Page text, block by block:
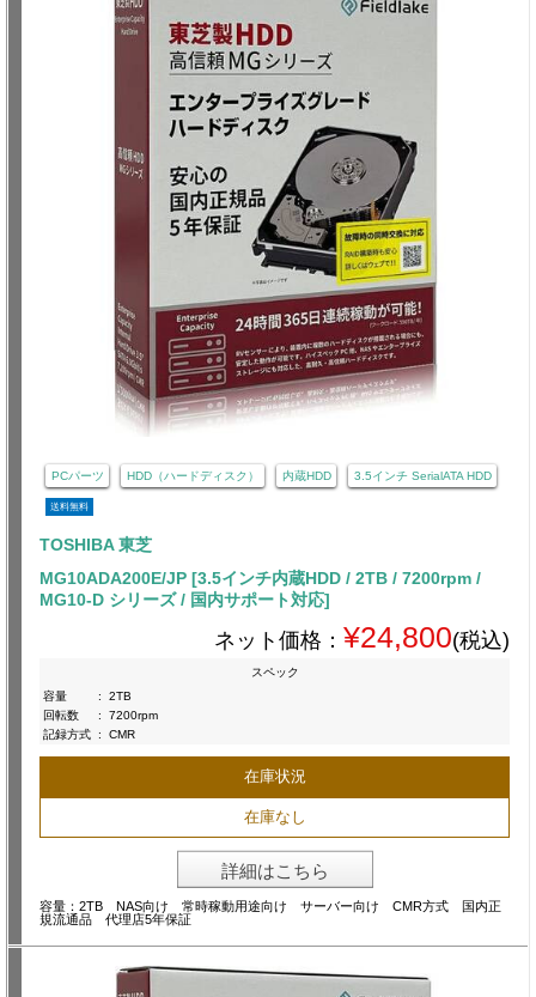
PCパーツ HDD（ハードディスク） 内蔵HDD 3.5インチ SerialATA HDD
送料無料
TOSHIBA 東芝
MG10ADA200E/JP [3.5インチ内蔵HDD / 2TB / 7200rpm /
MG10-D シリーズ / 国内サポート対応]
ネット価格： ¥24,800(税込)
スペック
容量
:
2TB
回転数
:
7200rpm
記録方式 : CMR
在庫状況
在庫なし
詳細はこちら
容量：2TB NAS向け 常時稼動用途向け サーバー向け CMR方式 国内正
規流通品 代理店5年保証